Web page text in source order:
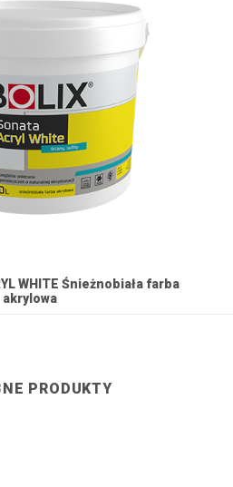
WHITE Śnieżnobiała farba
akrylowa
PRODUKTY